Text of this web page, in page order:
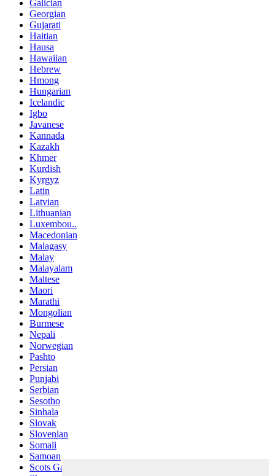
Galician
Georgian
Gujarati
Haitian
Hausa
Hawaiian
Hebrew
Hmong
Hungarian
Icelandic
Igbo
Javanese
Kannada
Kazakh
Khmer
Kurdish
Kyrgyz
Latin
Latvian
Lithuanian
Luxembou..
Macedonian
Malagasy
Malay
Malayalam
Maltese
Maori
Marathi
Mongolian
Burmese
Nepali
Norwegian
Pashto
Persian
Punjabi
Serbian
Sesotho
Sinhala
Slovak
Slovenian
Somali
Samoan
Scots Gaelic